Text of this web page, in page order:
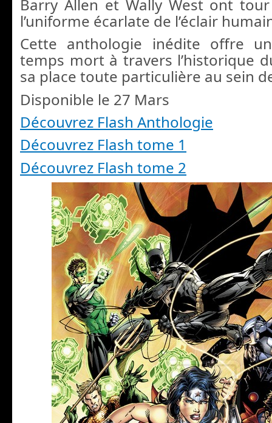
Barry Allen et Wally West ont
l’uniforme écarlate de l’éclair
Cette anthologie inédite offre
temps mort à travers l’historique
sa place toute particulière au sein
Disponible le 27 Mars
Découvrez Flash Anthologie
Découvrez Flash tome 1
Découvrez Flash tome 2